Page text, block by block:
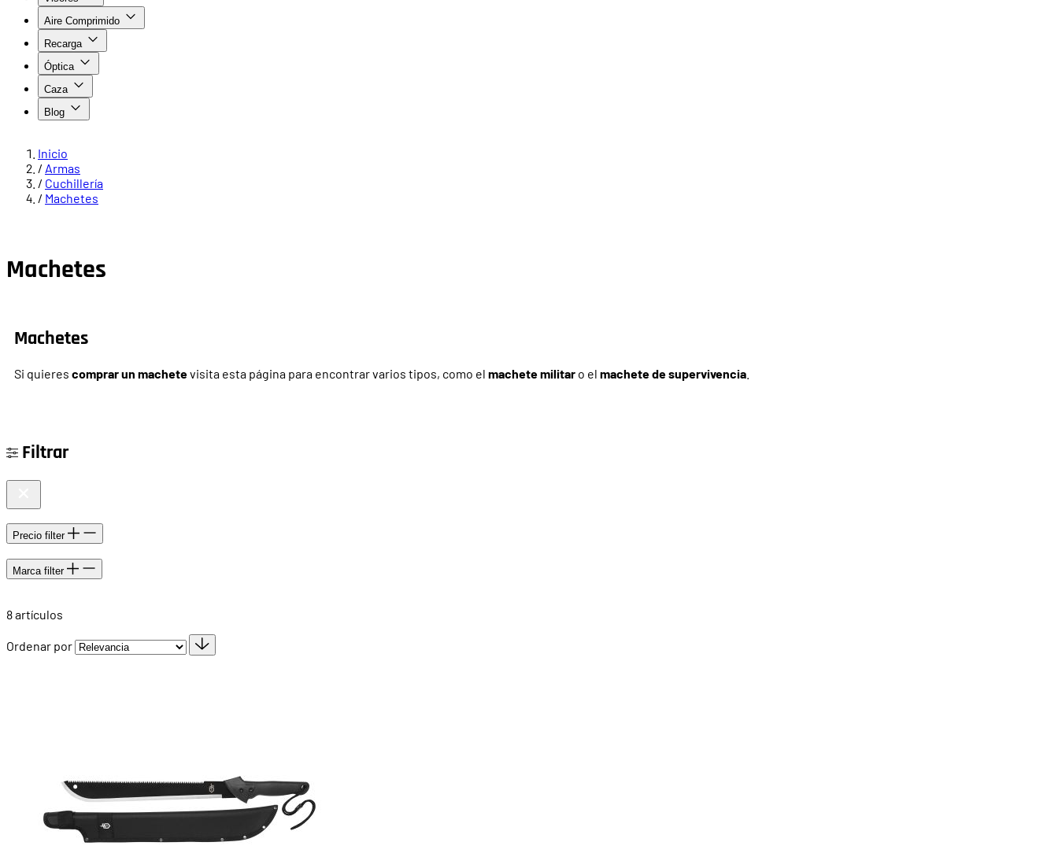
Aire Comprimido
Recarga
Óptica
Caza
Blog
Inicio
/ Armas
/ Cuchillería
/ Machetes
Machetes
Machetes
Si quieres comprar un machetevisita esta página para encontrar varios tipos, como el machete militar o el machete de supervivencia
Filtrar
Precio filter
Marca filter
8artículos
Ordenar por